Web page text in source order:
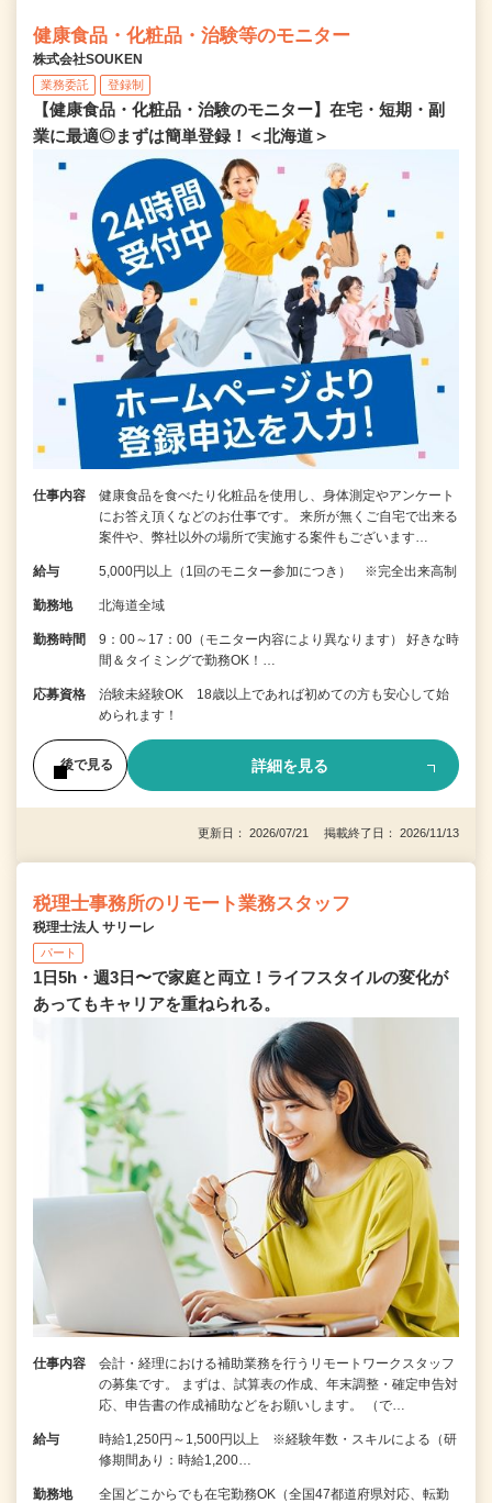
健康食品・化粧品・治験等のモニター
株式会社SOUKEN
業務委託 登録制
【健康食品・化粧品・治験のモニター】在宅・短期・副
業に最適◎まずは簡単登録！＜北海道＞
仕事内容
健康食品を食べたり化粧品を使用し、身体測定やアンケート
にお答え頂くなどのお仕事です。 来所が無くご自宅で出来る
案件や、弊社以外の場所で実施する案件もございます…
給与 5,000円以上（1回のモニター参加につき） ※完全出来高制
勤務地 北海道全域
勤務時間
9：00～17：00（モニター内容により異なります） 好きな時
間＆タイミングで勤務OK！…
応募資格
治験未経験OK 18歳以上であれば初めての方も安心して始
められます！
後で見る 詳細を見る
更新日： 2026/07/21 掲載終了日： 2026/11/13
税理士事務所のリモート業務スタッフ
税理士法人 サリーレ
パート
1日5h・週3日〜で家庭と両立！ライフスタイルの変化が
あってもキャリアを重ねられる。
仕事内容
会計・経理における補助業務を行うリモートワークスタッフ
の募集です。 まずは、試算表の作成、年末調整・確定申告対
応、申告書の作成補助などをお願いします。 （で…
給与
時給1,250円～1,500円以上 ※経験年数・スキルによる（研
修期間あり：時給1,200…
勤務地
全国どこからでも在宅勤務OK（全国47都道府県対応、転勤